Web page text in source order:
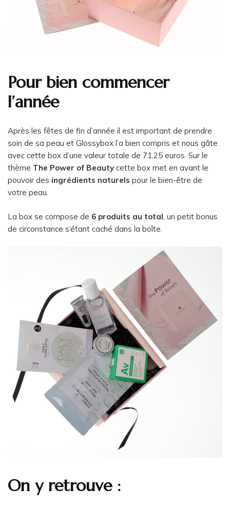
Pour bien commencer
l’année
Après les fêtes de fin d’année il est important de prendre
soin de sa peau et Glossybox l’a bien compris et nous gâte
avec cette box d’une valeur totale de 71,25 euros. Sur le
thème The Power of Beauty cette box met en avant le
pouvoir des ingrédients naturels pour le bien-être de
votre peau.
La box se compose de 6 produits au total , un petit bonus
de circonstance s’étant caché dans la boîte.
On y retrouve :